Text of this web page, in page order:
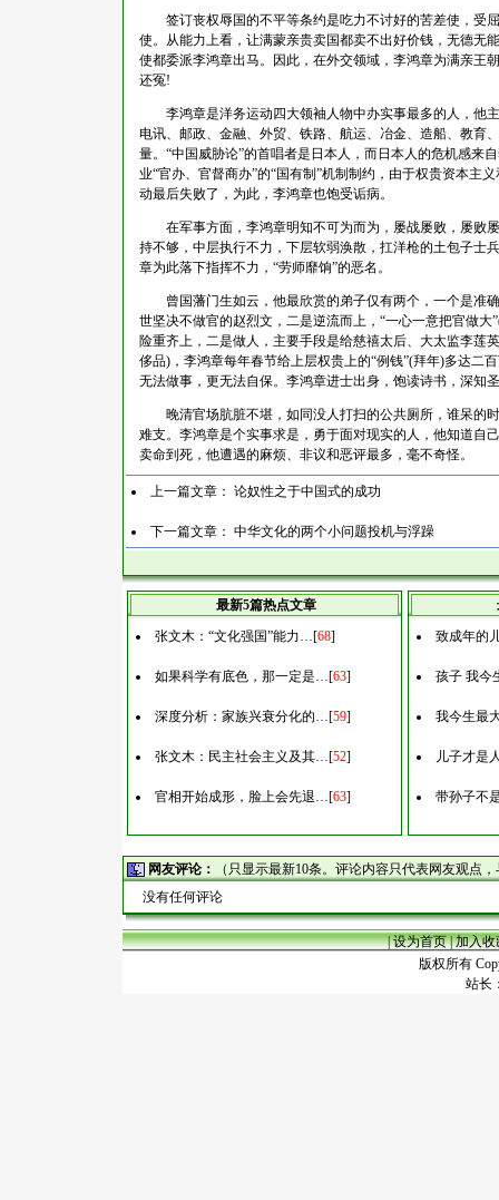
签订丧权辱国的不平等条约是吃力不讨好的苦差使，受
使。从能力上看，让满蒙亲贵卖国都卖不出好价钱，无德无
使都委派李鸿章出马。因此，在外交领域，李鸿章为满亲王
还冤!
李鸿章是洋务运动四大领袖人物中办实事最多的人，他
电讯、邮政、金融、外贸、铁路、航运、冶金、造船、教育
量。“中国威胁论”的首唱者是日本人，而日本人的危机感来
业“官办、官督商办”的“国有制”机制制约，由于权贵资本主
动最后失败了，为此，李鸿章也饱受诟病。
在军事方面，李鸿章明知不可为而为，屡战屡败，屡败
持不够，中层执行不力，下层软弱涣散，扛洋枪的土包子士
章为此落下指挥不力，“劳师靡饷”的恶名。
曾国藩门生如云，他最欣赏的弟子仅有两个，一个是准
世坚决不做官的赵烈文，二是逆流而上，“一心一意把官做
险重齐上，二是做人，主要手段是给慈禧太后、大太监李莲
侈品)，李鸿章每年春节给上层权贵上的“例钱”(拜年)多达二
无法做事，更无法自保。李鸿章进士出身，饱读诗书，深知
晚清官场肮脏不堪，如同没人打扫的公共厕所，谁呆的
难支。李鸿章是个实事求是，勇于面对现实的人，他知道自
卖命到死，他遭遇的麻烦、非议和恶评最多，毫不奇怪。
上一篇文章： 论奴性之于中国式的成功
下一篇文章： 中华文化的两个小问题投机与浮躁
最新5篇热点文章
张文木：“文化强国”能力…[68]
如果科学有底色，那一定是…[63]
深度分析：家族兴衰分化的…[59]
张文木：民主社会主义及其…[52]
官相开始成形，脸上会先退…[63]
致成年的
孩子 我今
我今生最
儿子才是
带孙子不
网友评论：
（只显示最新10条。评论内容只代表网友观点
没有任何评论
|设为首页|加入收
版权所有
站长